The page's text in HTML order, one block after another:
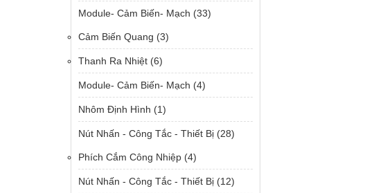
Module- Cảm Biến- Mạch (33)
Cảm Biến Quang (3)
Thanh Ra Nhiệt (6)
Module- Cảm Biến- Mạch (4)
Nhôm Định Hình (1)
Nút Nhấn - Công Tắc - Thiết Bị (28)
Phích Cắm Công Nhiệp (4)
Nút Nhấn - Công Tắc - Thiết Bị (12)